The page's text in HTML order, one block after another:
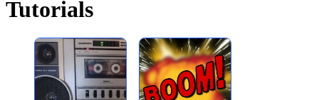
Tutorials